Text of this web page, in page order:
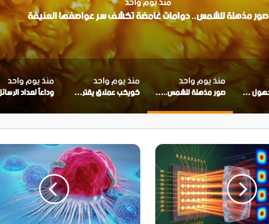
صور مذهلة للشمس.. دوامات غامضة تكشف سر عواصفها العنيفة
أشهر هاكر مجهول في العالم.. من هو فايناس فيشر؟
منذ يوم واحد
صور مذهلة للشمس.. دوامات غامضة تكشف سر عواصفها العنيفة
منذ يوم واحد
كويكب عملاق يقترب من الأرض.. ومفاجأة غير متوقعة تنتظره
منذ يوم واحد
اكتشاف
علمي..
نقطة
ضعف
غير
متوقعة
تمنح